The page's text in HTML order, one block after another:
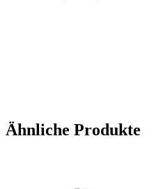
Ähnliche Produkte